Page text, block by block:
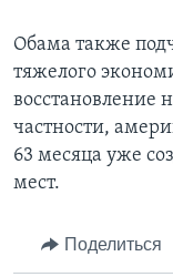
Обама также
тяжелого
восстановление
частности,
63 месяца уже
мест.
Поделиться